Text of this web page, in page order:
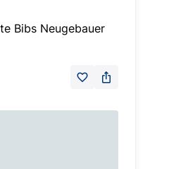
Bibs Neugebauer